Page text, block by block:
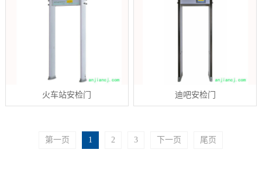
火车站安检门 迪吧安检门
第一页 1 2 3 下一页 尾页